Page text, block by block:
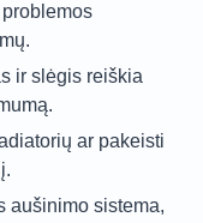
ir slėgis reiškia
ar pakeisti
aušinimo sistema,